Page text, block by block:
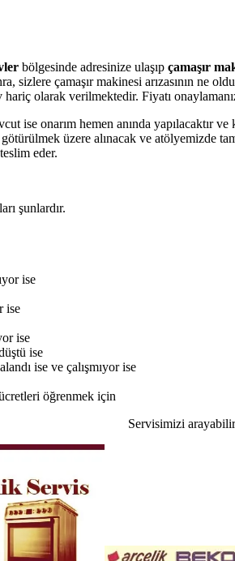
bölgesinde adresinize ulaşıp çamaşır
sizlere çamaşır makinesi arızasının ne
olarak verilmektedir. Fiyatı
ise onarım hemen anında yapılacaktır
üzere alınacak ve atölyemizde
eder.
şunlardır.
ise
ise
ise
ise
ise ve çalışmıyor ise
öğrenmek için
Servisimizi